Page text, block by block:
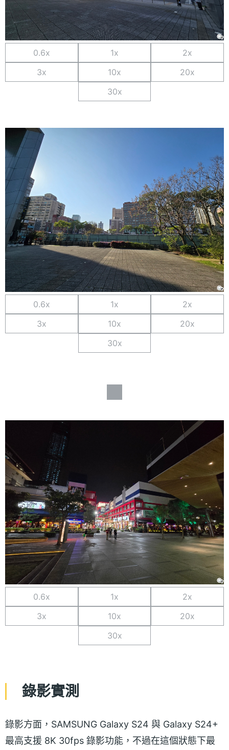
0.6x 1x
2x
3x
10x
20x
30x
0.6x 1x
2x
3x
10x
20x
30x
0.6x 1x
2x
3x
10x
20x
30x
錄影實測
錄影方面，SAMSUNG Galaxy S24 與 Galaxy S24+
最高支援 8K 30fps 錄影功能，不過在這個狀態下最